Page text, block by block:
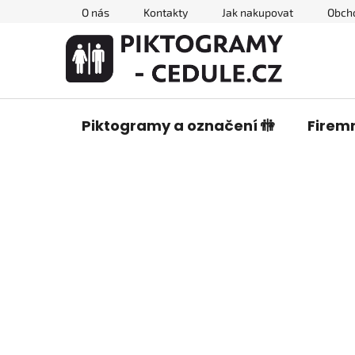
O nás Kontakty Jak nakupovat
Piktogramy a označení 🚻